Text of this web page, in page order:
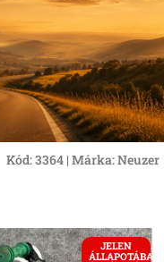
Kód:3364 | Márka:Neuzer
JELEN
ÁLLAPOTÁBAN